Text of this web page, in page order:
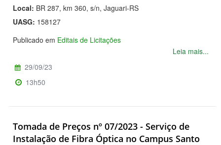
Local: BR 287, km 360, s/n, Jaguari-RS
UASG: 158127
Publicado em Editais de Licitações
Leia mais...
29/09/23
13h50
Tomada de Preços nº 07/2023 - Serviço de
Instalação de Fibra Óptica no Campus Santo